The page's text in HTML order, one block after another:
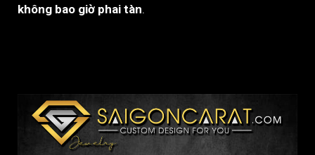
không bao giờ phai tàn.